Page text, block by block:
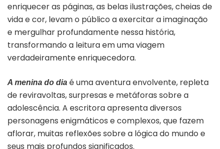
enriquecer as páginas, as belas ilustrações, cheias de
vida e cor, levam o público a exercitar a imaginação
e mergulhar profundamente nessa história,
transformando a leitura em uma viagem
verdadeiramente enriquecedora.
A menina do dia é uma aventura envolvente, repleta
de reviravoltas, surpresas e metáforas sobre a
adolescência. A escritora apresenta diversos
personagens enigmáticos e complexos, que fazem
aflorar, muitas reflexões sobre a lógica do mundo e
seus mais profundos significados.